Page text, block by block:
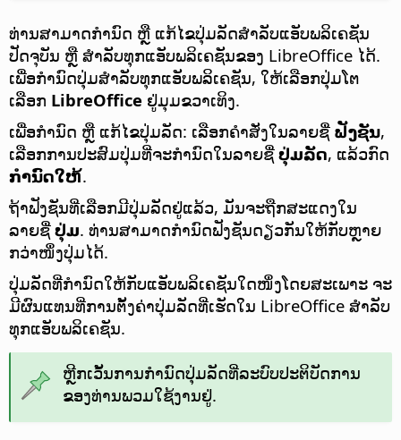
ທ່ານສາມາດກຳນົດ ຫຼື ແກ້ໄຂປຸ່ມລັດສຳລັບແອັບພລິເຄຊັນ
ປັດຈຸບັນ ຫຼື ສຳລັບທຸກແອັບພລິເຄຊັນຂອງ LibreOffice ໄດ້.
ເພື່ອກຳນົດປຸ່ມສຳລັບທຸກແອັບພລິເຄຊັນ, ໃຫ້ເລືອກປຸ່ມໂຕ
ເລືອກ LibreOffice ຢູ່ມຸມຂວາເທິງ.
ເພື່ອກຳນົດ ຫຼື ແກ້ໄຂປຸ່ມລັດ: ເລືອກຄຳສັ່ງໃນລາຍຊື່ ຟັງຊັນ,
ເລືອກການປະສົມປຸ່ມທີ່ຈະກຳນົດໃນລາຍຊື່ປຸ່ມລັດ, ແລ້ວກົດ
ກຳນົດໃຫ້.
ຖ້າຟັງຊັນທີ່ເລືອກມີປຸ່ມລັດຢູ່ແລ້ວ, ມັນຈະຖືກສະແດງໃນ
ລາຍຊື່ປຸ່ມ. ທ່ານສາມາດກຳນົດຟັງຊັນດຽວກັນໃຫ້ກັບຫຼາຍ
ກວ່າໜຶ່ງປຸ່ມໄດ້.
ປຸ່ມລັດທີ່ກຳນົດໃຫ້ກັບແອັບພລິເຄຊັນໃດໜຶ່ງໂດຍສະເພາະ ຈະ
ມີຜົນແທນທີ່ການຕັ້ງຄ່າປຸ່ມລັດທີ່ເຮັດໃນ LibreOffice ສຳລັບ
ທຸກແອັບພລິເຄຊັນ.
ຫຼີກເວັ້ນການກຳນົດປຸ່ມລັດທີ່ລະບົບປະຕິບັດການ
ຂອງທ່ານພວມໃຊ້ງານຢູ່.